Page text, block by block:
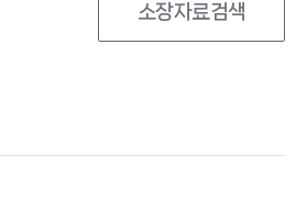
소장자료검색